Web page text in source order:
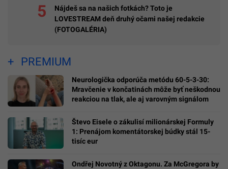
Nájdeš sa na našich fotkách? Toto je
LOVESTREAM deň druhý očami našej redakcie
(FOTOGALÉRIA)
PREMIUM
Neurologička odporúča metódu 60-5-3-30:
Mravčenie v končatinách môže byť neškodnou
reakciou na tlak, ale aj varovným signálom
Števo Eisele o zákulisí milionárskej Formuly
1: Prenájom komentátorskej búdky stál 15-
tisíc eur
Ondřej Novotný z Oktagonu. Za McGregora by